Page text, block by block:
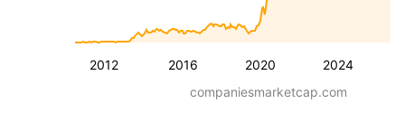
2012 2016 2020 2024
companiesmarketcap.com